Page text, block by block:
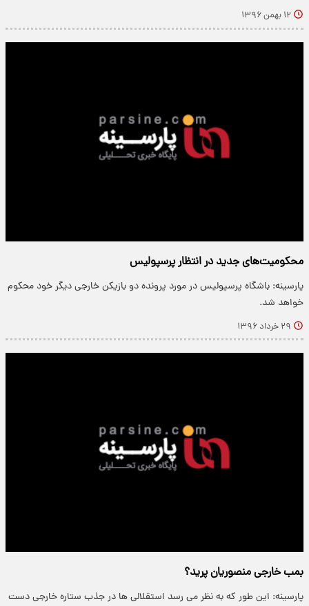
۱۲ بهمن ۱۳۹۶
محکومیت‌های جدید در انتظار پرسپولیس
پارسینه: باشگاه پرسپولیس در مورد پرونده دو بازیکن خارجی دیگر خود محکوم
خواهد شد.
۲۹ خرداد ۱۳۹۶
بمب خارجى منصوريان پريد؟
پارسینه: اين طور كه به نظر مى رسد استقلالى ها در جذب ستاره خارجى دست